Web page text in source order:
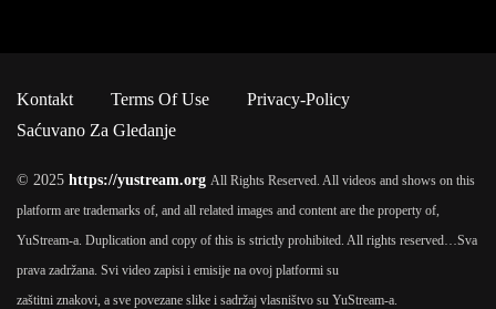
Kontakt Terms Of Use
Privacy-Policy
Saćuvano Za Gledanje
© 2025 https://yustream.org All Rights Reserved. All videos and shows on this
platform are trademarks of, and all related images and content are the property of,
YuStream-a. Duplication and copy of this is strictly prohibited. All rights reserved…Sva
prava zadržana. Svi video zapisi i emisije na ovoj platformi su
zaštitni znakovi, a sve povezane slike i sadržaj vlasništvo su YuStream-a.